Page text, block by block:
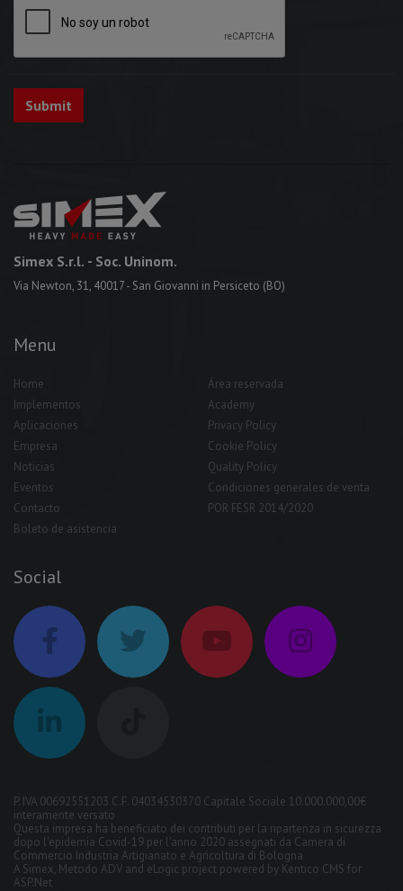
Simex S.r.l. - Soc. Uninom.
Via Newton, 31, 40017 - San Giovanni in Persiceto (BO)
Menu
Home
Implementos
Aplicaciones
Empresa
Noticias
Eventos
Contacto
Boleto de asistencia
Área reservada
Academy
Privacy Policy
Cookie Policy
Quality Policy
Condiciones generales de venta
POR FESR 2014/2020
Social
P. IVA 00692551203 C.F. 04034530370 Capitale Sociale 10.000.000,00€
interamente versato
Questa impresa ha beneficiato dei contributi per la ripartenza in sicurezza
dopo l'epidemia Covid-19 per l'anno 2020 assegnati da Camera di
Commercio Industria Artigianato e Agricoltura di Bologna
A Simex, Metodo ADV and eLogic project powered by Kentico CMS for
ASP.Net